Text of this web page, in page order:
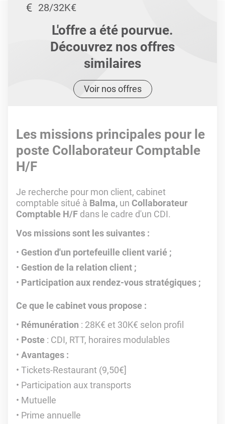
28/32K€
L'offre a été pourvue.
Découvrez nos offres
similaires
Voir nos offres
Les missions principales pour le
poste Collaborateur Comptable
H/F
Je recherche pour mon client, cabinet
comptable situé à Balma, un Collaborateur
Comptable H/F dans le cadre d'un CDI.
Vos missions sont les suivantes :
Gestion d'un portefeuille client varié ;
Gestion de la relation client ;
Participation aux rendez-vous stratégiques ;
Ce que le cabinet vous propose :
Rémunération : 28K€ et 30K€ selon profil
Poste : CDI, RTT, horaires modulables
Avantages :
Tickets-Restaurant (9,50€]
Participation aux transports
Mutuelle
Prime annuelle